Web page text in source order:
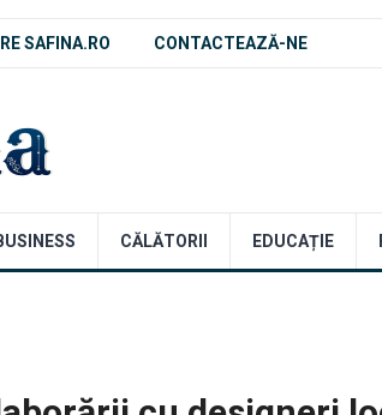
SAFINA.RO CONTACTEAZĂ-NE
CĂLĂTORII EDUCAȚIE